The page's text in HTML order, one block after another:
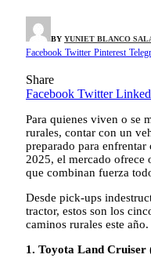
BY YUNIET BLANCO
Facebook Twitter Pinterest
Share
Facebook Twitter
Para quienes viven o se
rurales, contar con un
preparado para
2025, el mercado ofrece
que combinan fuerza
Desde pick-ups
tractor, estos son los
caminos rurales este año.
1. Toyota Land Cruiser